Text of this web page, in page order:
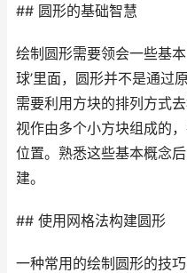
## 圆形的基础智慧
绘制圆形需要领会一些基
球’里面，圆形并不是通过
需要利用方块的排列方式
视作由多个小方块组成的
位置。熟悉这些基本概念
建。
## 使用网格法构建圆形
一种常用的绘制圆形的技